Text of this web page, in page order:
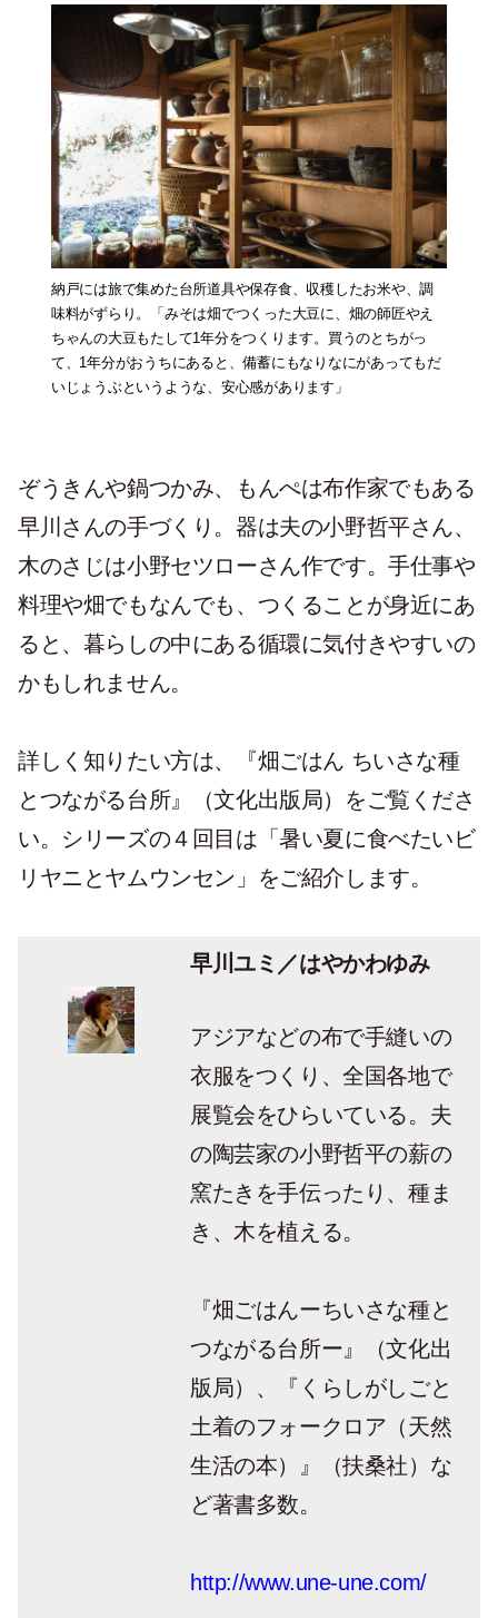
納戸には旅で集めた台所道具や保存食、収穫したお米や、調
味料がずらり。「みそは畑でつくった大豆に、畑の師匠やえ
ちゃんの大豆もたして1年分をつくります。買うのとちがっ
て、1年分がおうちにあると、備蓄にもなりなにがあってもだ
いじょうぶというような、安心感があります」
ぞうきんや鍋つかみ、もんぺは布作家でもある
早川さんの手づくり。器は夫の小野哲平さん、
木のさじは小野セツローさん作です。手仕事や
料理や畑でもなんでも、つくることが身近にあ
ると、暮らしの中にある循環に気付きやすいの
かもしれません。
詳しく知りたい方は、『畑ごはん ちいさな種
とつながる台所』（文化出版局）をご覧くださ
い。シリーズの４回目は「暑い夏に食べたいビ
リヤニとヤムウンセン」をご紹介します。
早川ユミ／はやかわゆみ
アジアなどの布で手縫いの
衣服をつくり、全国各地で
展覧会をひらいている。夫
の陶芸家の小野哲平の薪の
窯たきを手伝ったり、種ま
き、木を植える。
『畑ごはんーちいさな種と
つながる台所ー』（文化出
版局）、『くらしがしごと
土着のフォークロア（天然
生活の本）』（扶桑社）な
ど著書多数。
http://www.une-une.com/